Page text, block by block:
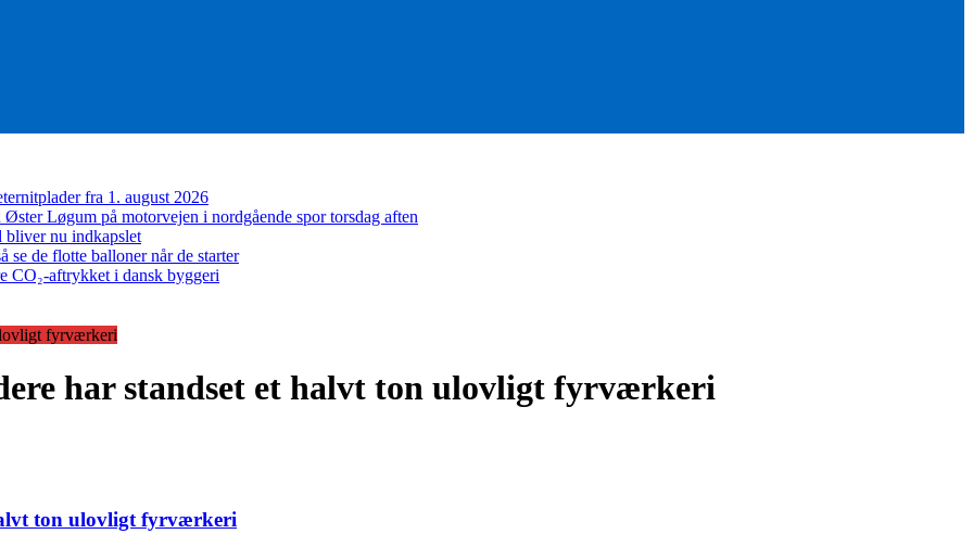
fra 1. august 2026
Løgum på motorvejen i nordgående spor torsdag aften
bliver nu indkapslet
de flotte balloner når de starter
CO₂-aftrykket i dansk byggeri
fyrværkeri
har standset et halvt ton ulovligt fyrværkeri
ton ulovligt fyrværkeri